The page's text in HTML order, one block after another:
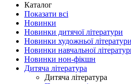
Каталог
Показати всі
Новинки
Новинки дитячої літератури
Новинки художньої літератури
Новинки навчальної
Новинки нон-фікшн
Дитяча література
Дитяча література